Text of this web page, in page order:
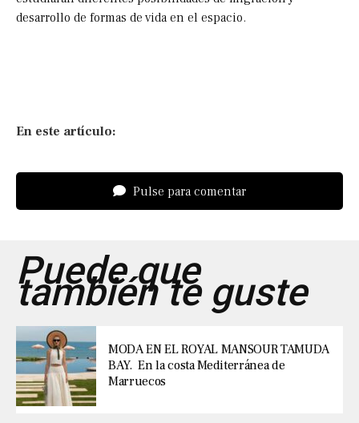
desarrollo de formas de vida en el espacio.
En este artículo:
Pulse para comentar
Puede que
también te guste
MODA EN EL ROYAL MANSOUR TAMUDA
BAY. En la costa Mediterránea de
Marruecos